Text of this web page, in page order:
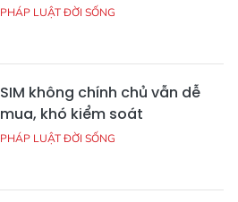
PHÁP LUẬT ĐỜI SỐNG
SIM không chính chủ vẫn dễ
mua, khó kiểm soát
PHÁP LUẬT ĐỜI SỐNG